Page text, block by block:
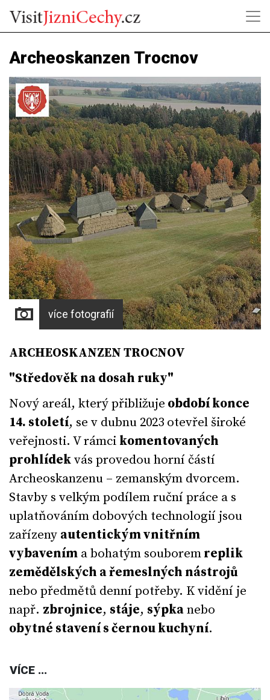
Archeoskanzen Trocnov
více fotografií
ARCHEOSKANZEN TROCNOV
"Středověk na dosah ruky"
Nový areál, který přibližuje období konce
14. století, se v dubnu 2023 otevřel široké
veřejnosti. V rámci komentovaných
prohlídekvás provedou horní částí
Archeoskanzenu – zemanským dvorcem.
Stavby s velkým podílem ruční práce a s
uplatňováním dobových technologií jsou
zařízeny autentickým vnitřním
vybavením a bohatým souboremreplik
zemědělských a řemeslných nástrojů
nebo předmětů denní potřeby. K vidění je
např. zbrojnice, stáje, sýpkanebo
obytné stavení s černou kuchyní.
VÍCE ...